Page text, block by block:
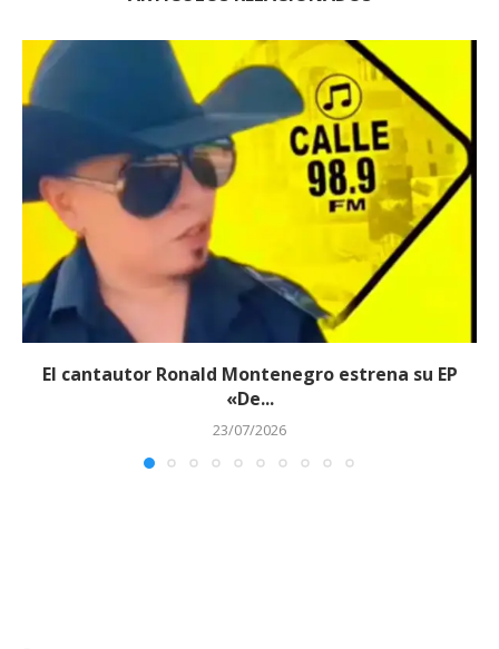
El cantautor Ronald Montenegro estrena su EP
«De...
23/07/2026